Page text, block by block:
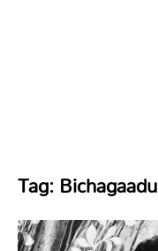
Tag:Bichagaadu